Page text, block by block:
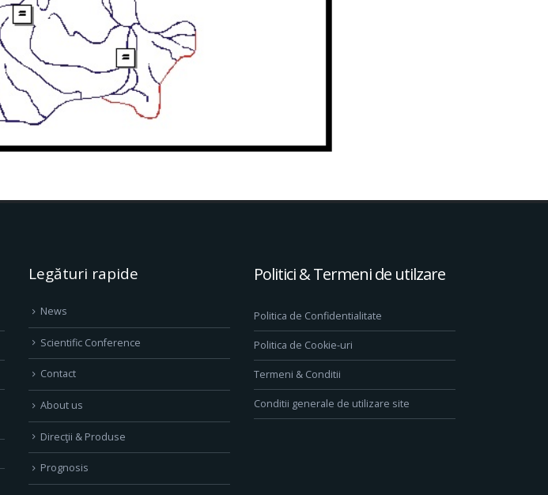
Legături rapide
News
Scientific Conference
Contact
About us
Direcţii & Produse
Prognosis
Politici & Termeni de utilzare
Politica de Confidentialitate
Politica de Cookie-uri
Termeni & Conditii
Conditii generale de utilizare site